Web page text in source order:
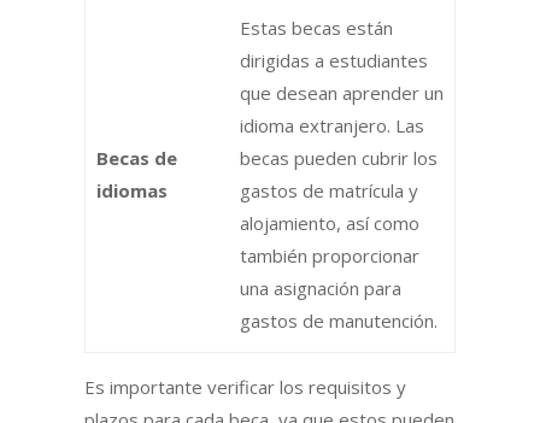
Becas de
idiomas
Estas becas están
dirigidas a estudiantes
que desean aprender un
idioma extranjero. Las
becas pueden cubrir los
gastos de matrícula y
alojamiento, así como
también proporcionar
una asignación para
gastos de manutención.
Es importante verificar los requisitos y